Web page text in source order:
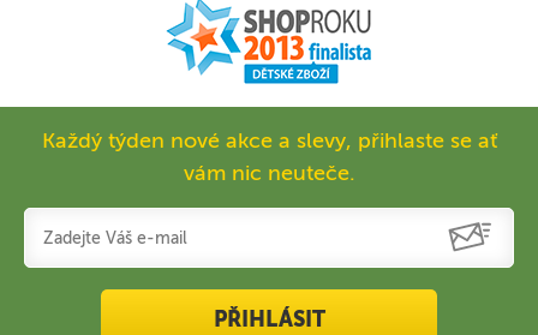
Každý týden nové akce a slevy, přihlaste se ať
vám nic neuteče.
PŘIHLÁSIT